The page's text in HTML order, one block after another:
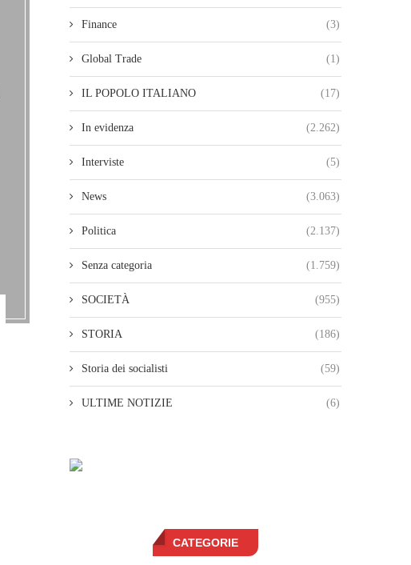
Finance (3)
Global Trade (1)
IL POPOLO ITALIANO (17)
In evidenza (2.262)
Interviste (5)
News (3.063)
Politica (2.137)
Senza categoria (1.759)
SOCIETÀ (955)
STORIA (186)
Storia dei socialisti (59)
ULTIME NOTIZIE (6)
CATEGORIE